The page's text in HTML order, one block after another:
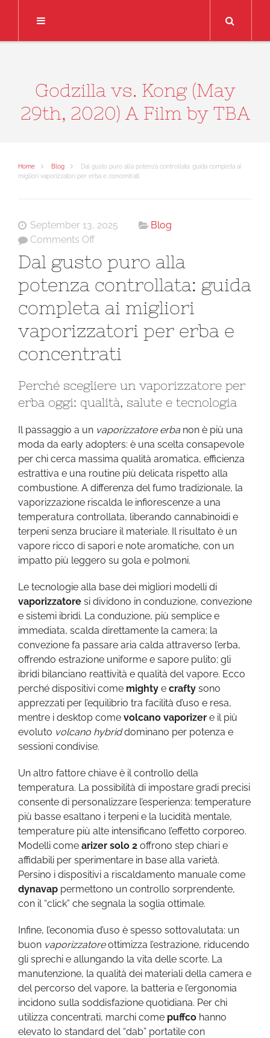
Godzilla vs. Kong (May
29th, 2020) A Film by TBA
Home Blog
Dal gusto puro alla potenza controllata: guida completa ai
migliori vaporizzatori per erba e concentrati
September 13, 2025
Blog
Comments Offon
gusto
puro
potenza
controllata:
guida
completa
migliori
vaporizzatori
erba
e
concentrati
Dal gusto puro alla
potenza controllata: guida
completa ai migliori
vaporizzatori per erba e
concentrati
Perché scegliere un vaporizzatore per
erba oggi: qualità, salute e tecnologia
Il passaggio a un vaporizzatore erba non è più una
moda da early adopters: è una scelta consapevole
per chi cerca massima qualità aromatica, efficienza
estrattiva e una routine più delicata rispetto alla
combustione. A differenza del fumo tradizionale, la
vaporizzazione riscalda le infiorescenze a una
temperatura controllata, liberando cannabinoidi e
terpeni senza bruciare il materiale. Il risultato è un
vapore ricco di sapori e note aromatiche, con un
impatto più leggero su gola e polmoni.
Le tecnologie alla base dei migliori modelli di
vaporizzatore si dividono in conduzione, convezione
e sistemi ibridi. La conduzione, più semplice e
immediata, scalda direttamente la camera; la
convezione fa passare aria calda attraverso l’erba,
offrendo estrazione uniforme e sapore pulito; gli
ibridi bilanciano reattività e qualità del vapore. Ecco
perché dispositivi come mighty e crafty sono
apprezzati per l’equilibrio tra facilità d’uso e resa,
mentre i desktop come volcano vaporizer e il più
evoluto volcano hybriddominano per potenza e
sessioni condivise.
Un altro fattore chiave è il controllo della
temperatura. La possibilità di impostare gradi precisi
consente di personalizzare l’esperienza: temperature
più basse esaltano i terpeni e la lucidità mentale,
temperature più alte intensificano l’effetto corporeo.
Modelli come arizer solo 2 offrono step chiari e
affidabili per sperimentare in base alla varietà.
Persino i dispositivi a riscaldamento manuale come
dynavap permettono un controllo sorprendente,
con il “click” che segnala la soglia ottimale.
Infine, l’economia d’uso è spesso sottovalutata: un
buon vaporizzatoreottimizza l’estrazione, riducendo
gli sprechi e allungando la vita delle scorte. La
manutenzione, la qualità dei materiali della camera e
del percorso del vapore, la batteria e l’ergonomia
incidono sulla soddisfazione quotidiana. Per chi
utilizza concentrati, marchi come puffco hanno
elevato lo standard del “dab” portatile con